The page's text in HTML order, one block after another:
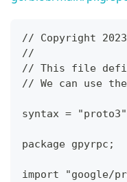
// Copyright
//
// This file
// We can use
syntax =
package gpyrpc;
import "google/